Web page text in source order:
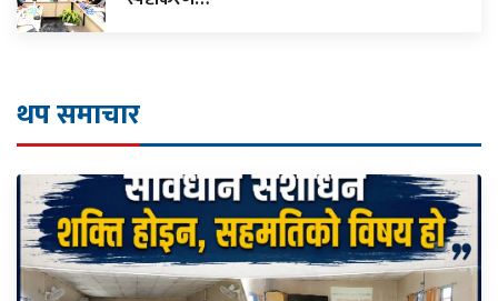
थप समाचार